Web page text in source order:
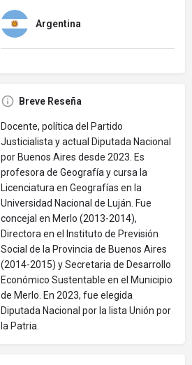
Argentina
Breve Reseña
Docente, política del Partido
Justicialista y actual Diputada Nacional
por Buenos Aires desde 2023. Es
profesora de Geografía y cursa la
Licenciatura en Geografías en la
Universidad Nacional de Luján. Fue
concejal en Merlo (2013-2014),
Directora en el Instituto de Previsión
Social de la Provincia de Buenos Aires
(2014-2015) y Secretaria de Desarrollo
Económico Sustentable en el Municipio
de Merlo. En 2023, fue elegida
Diputada Nacional por la lista Unión por
la Patria.